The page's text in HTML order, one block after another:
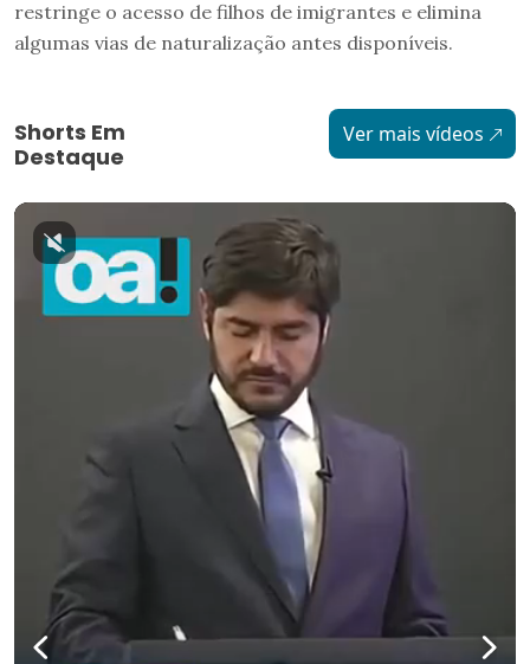
restringe o acesso de filhos de imigrantes e elimina
algumas vias de naturalização antes disponíveis.
Shorts Em
Destaque
Ver mais vídeos